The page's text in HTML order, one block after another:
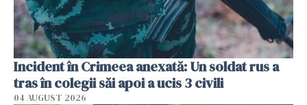
Incident în Crimeea anexată: Un soldat rus a
tras în colegii săi apoi a ucis 3 civili
04 AUGUST 2026